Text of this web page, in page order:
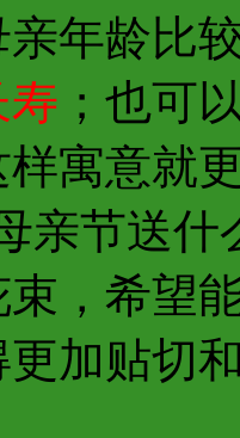
亲年龄比
寿 ；也可
寓意就
亲节送什
束，希望
加贴切